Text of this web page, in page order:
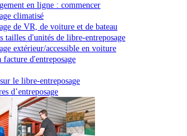
en ligne : commencer
climatisé
de VR, de voiture et de bateau
tailles d'unités de libre-entreposage
extérieur/accessible en voiture
facture d'entreposage
le libre-entreposage
d’entreposage